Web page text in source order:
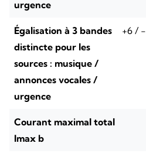
urgence
Égalisation à 3 bandes
distincte pour les
sources : musique /
annonces vocales /
urgence
+6 /
Courant maximal total
Imax b